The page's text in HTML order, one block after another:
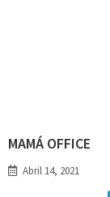
MAMÁ OFFICE
Abril 14, 2021